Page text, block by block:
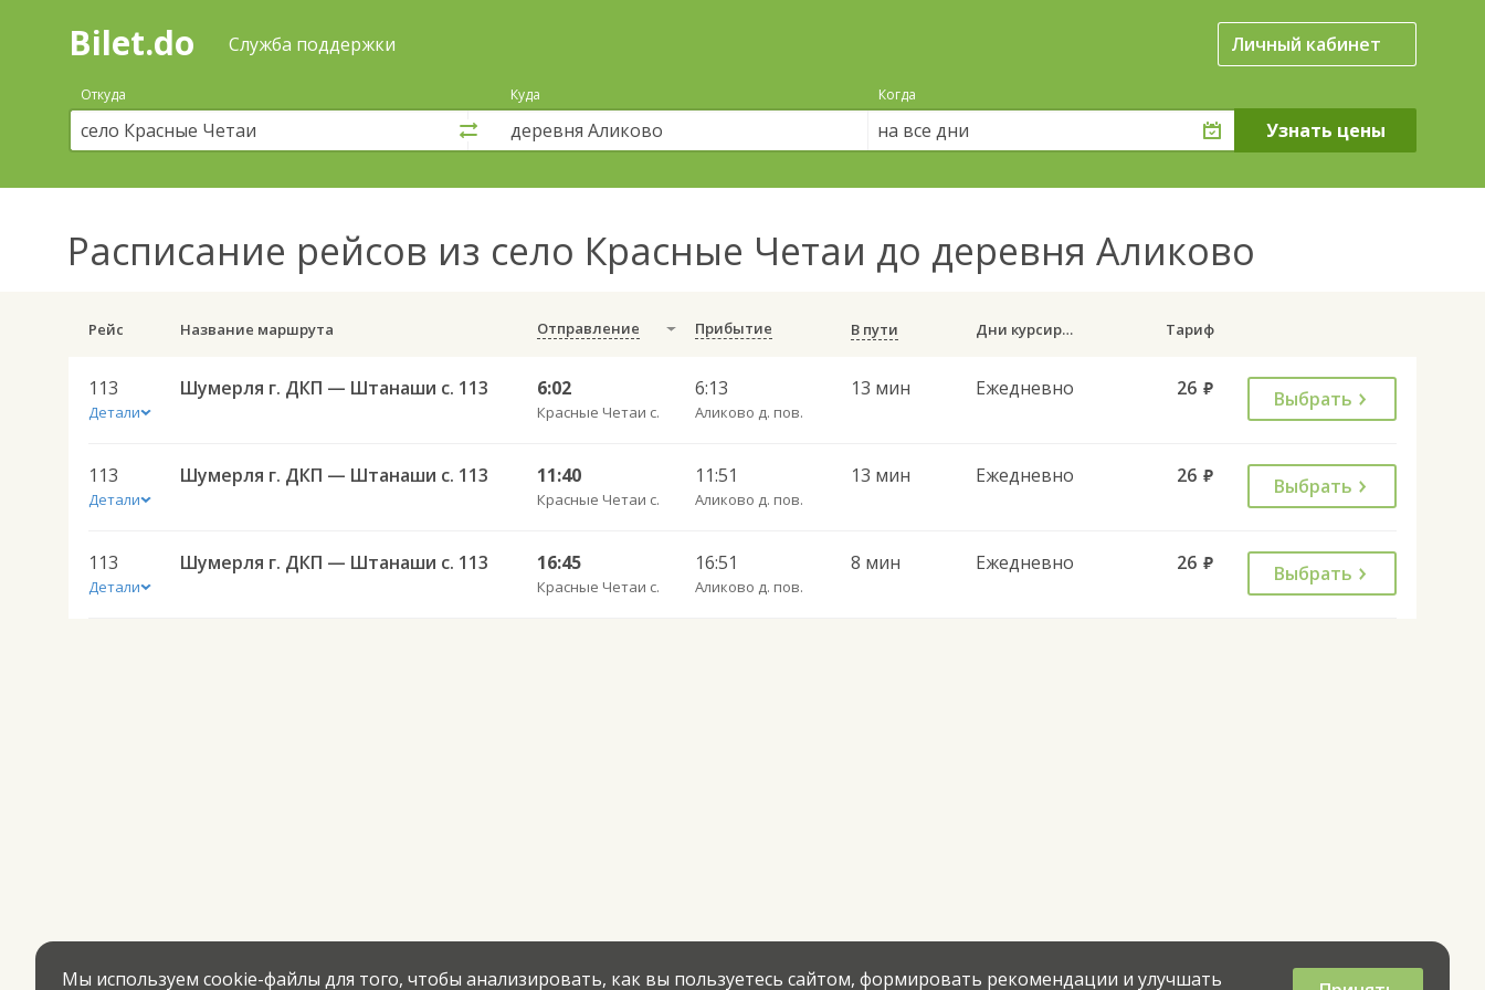
Поиск
покупка
билетов
автобус
онлайн
Bilet.do Служба поддержки Личный кабинет
Откуда Куда Когда
на все дни
Расписание рейсов из село Красные Четаи до деревня Аликово
Рейс Название маршрута Отправление Прибытие В пути Дни курсирования Тариф
113
Детали
Шумерля г. ДКП — Штанаши с. 113 6:02
Красные Четаи с.
6:13
Аликово д. пов.
13 мин Ежедневно 26 руб. Выбрать
113
Детали
Шумерля г. ДКП — Штанаши с. 113 11:40
Красные Четаи с.
11:51
Аликово д. пов.
13 мин Ежедневно 26 руб. Выбрать
113
Детали
Шумерля г. ДКП — Штанаши с. 113 16:45
Красные Четаи с.
16:51
Аликово д. пов.
8 мин Ежедневно 26 руб. Выбрать
Мы используем cookie-файлы для того, чтобы анализировать, как вы пользуетесь сайтом, формировать рекомендации и улучшать